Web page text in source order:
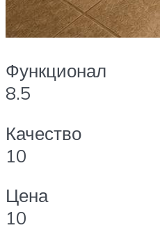
Функционал
8.5
Качество
10
Цена
10